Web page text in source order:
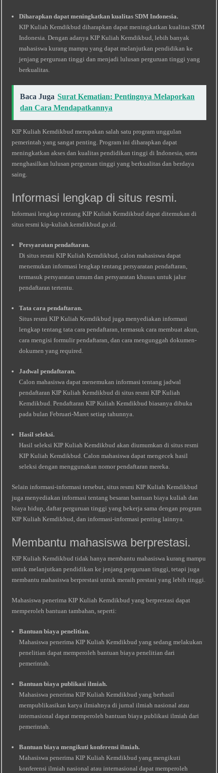
Diharapkan dapat meningkatkan kualitas SDM Indonesia.
KIP Kuliah Kemdikbud diharapkan dapat meningkatkan kualitas SDM
Indonesia. Dengan adanya KIP Kuliah Kemdikbud, lebih banyak
mahasiswa kurang mampu yang dapat melanjutkan pendidikan ke
jenjang perguruan tinggi dan menjadi lulusan perguruan tinggi yang
berkualitas.
Baca Juga Surat Kematian: Pentingnya Melaporkan
dan Cara Mendapatkannya
KIP Kuliah Kemdikbud merupakan salah satu program unggulan
pemerintah yang sangat penting. Program ini diharapkan dapat
meningkatkan akses dan kualitas pendidikan tinggi di Indonesia, serta
menghasilkan lulusan perguruan tinggi yang berkualitas dan berdaya
saing.
Informasi lengkap di situs resmi.
Informasi lengkap tentang KIP Kuliah Kemdikbud dapat ditemukan di
situs resmi kip-kuliah.kemdikbud.go.id.
Persyaratan pendaftaran.
Di situs resmi KIP Kuliah Kemdikbud, calon mahasiswa dapat
menemukan informasi lengkap tentang persyaratan pendaftaran,
termasuk persyaratan umum dan persyaratan khusus untuk jalur
pendaftaran tertentu.
Tata cara pendaftaran.
Situs resmi KIP Kuliah Kemdikbud juga menyediakan informasi
lengkap tentang tata cara pendaftaran, termasuk cara membuat akun,
cara mengisi formulir pendaftaran, dan cara mengunggah dokumen-
dokumen yang required.
Jadwal pendaftaran.
Calon mahasiswa dapat menemukan informasi tentang jadwal
pendaftaran KIP Kuliah Kemdikbud di situs resmi KIP Kuliah
Kemdikbud. Pendaftaran KIP Kuliah Kemdikbud biasanya dibuka
pada bulan Februari-Maret setiap tahunnya.
Hasil seleksi.
Hasil seleksi KIP Kuliah Kemdikbud akan diumumkan di situs resmi
KIP Kuliah Kemdikbud. Calon mahasiswa dapat mengecek hasil
seleksi dengan menggunakan nomor pendaftaran mereka.
Selain informasi-informasi tersebut, situs resmi KIP Kuliah Kemdikbud
juga menyediakan informasi tentang besaran bantuan biaya kuliah dan
biaya hidup, daftar perguruan tinggi yang bekerja sama dengan program
KIP Kuliah Kemdikbud, dan informasi-informasi penting lainnya.
Membantu mahasiswa berprestasi.
KIP Kuliah Kemdikbud tidak hanya membantu mahasiswa kurang mampu
untuk melanjutkan pendidikan ke jenjang perguruan tinggi, tetapi juga
membantu mahasiswa berprestasi untuk meraih prestasi yang lebih tinggi.
Mahasiswa penerima KIP Kuliah Kemdikbud yang berprestasi dapat
memperoleh bantuan tambahan, seperti:
Bantuan biaya penelitian.
Mahasiswa penerima KIP Kuliah Kemdikbud yang sedang melakukan
penelitian dapat memperoleh bantuan biaya penelitian dari
pemerintah.
Bantuan biaya publikasi ilmiah.
Mahasiswa penerima KIP Kuliah Kemdikbud yang berhasil
mempublikasikan karya ilmiahnya di jurnal ilmiah nasional atau
internasional dapat memperoleh bantuan biaya publikasi ilmiah dari
pemerintah.
Bantuan biaya mengikuti konferensi ilmiah.
Mahasiswa penerima KIP Kuliah Kemdikbud yang mengikuti
konferensi ilmiah nasional atau internasional dapat memperoleh